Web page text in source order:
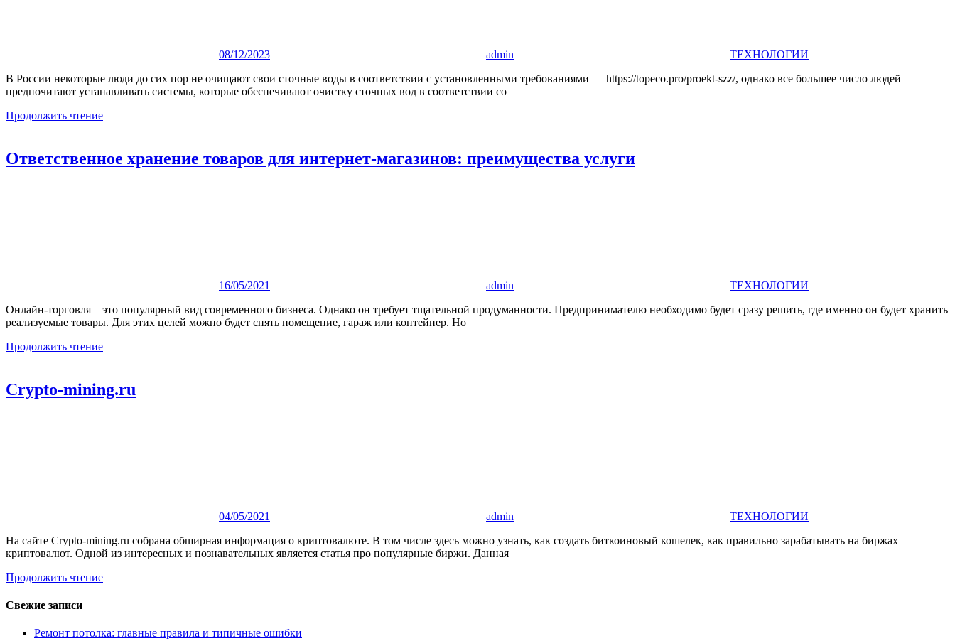
08/12/2023 admin
ТЕХНОЛОГИИ
В России некоторые люди до сих пор не очищают свои сточные воды в соответствии с установленными требованиями — https://topeco.pro/proekt-szz/, однако все большее число людей
предпочитают устанавливать системы, которые обеспечивают очистку сточных вод в соответствии со
Продолжить чтение
Ответственное хранение товаров для интернет-магазинов: преимущества услуги
16/05/2021 admin
ТЕХНОЛОГИИ
Онлайн-торговля – это популярный вид современного бизнеса. Однако он требует тщательной продуманности. Предпринимателю необходимо будет сразу решить, где именно он будет хранить
реализуемые товары. Для этих целей можно будет снять помещение, гараж или контейнер. Но
Продолжить чтение
Crypto-mining.ru
04/05/2021 admin
ТЕХНОЛОГИИ
На сайте Crypto-mining.ru собрана обширная информация о криптовалюте. В том числе здесь можно узнать, как создать биткоиновый кошелек, как правильно зарабатывать на биржах
криптовалют. Одной из интересных и познавательных является статья про популярные биржи. Данная
Продолжить чтение
Свежие записи
Ремонт потолка: главные правила и типичные ошибки